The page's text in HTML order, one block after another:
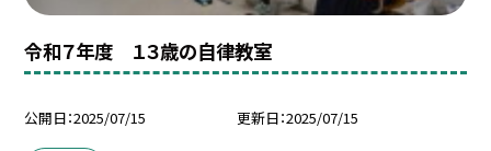
令和７年度 １３歳の自律教室
公開日 2025/07/15 更新日 2025/07/15